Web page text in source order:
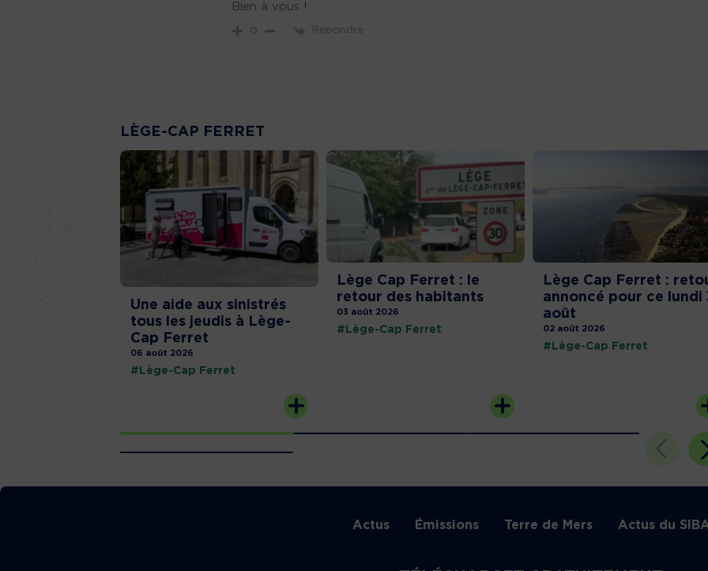
Bien à vous !
0 Répondre
LÈGE-CAP FERRET
Une aide aux sinistrés
tous les jeudis à Lège-
Cap Ferret
06 août 2026
#Lège-Cap Ferret
Lège Cap Ferret : le
retour des habitants
03 août 2026
#Lège-Cap Ferret
Lège Cap Ferret :
annoncé pour ce lundi
août
02 août 2026
#Lège-Cap Ferret
Actus Émissions Terre de Mers Actus du